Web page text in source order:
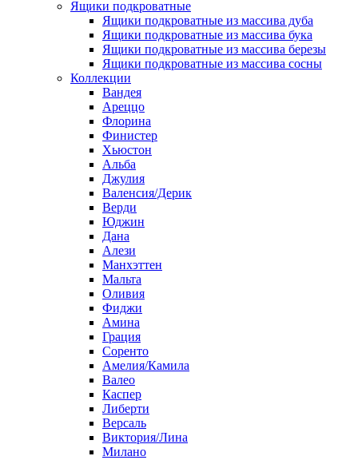
Ящики подкроватные
Ящики подкроватные из массива дуба
Ящики подкроватные из массива бука
Ящики подкроватные из массива березы
Ящики подкроватные из массива сосны
Коллекции
Вандея
Ареццо
Флорина
Финистер
Хьюстон
Альба
Джулия
Валенсия/Дерик
Верди
Юджин
Дана
Алези
Манхэттен
Мальта
Оливия
Фиджи
Амина
Грация
Соренто
Амелия/Камила
Валео
Каспер
Либерти
Версаль
Виктория/Лина
Милано